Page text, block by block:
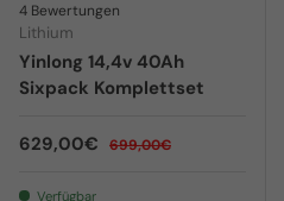
4 Bewertungen
Lithium
Yinlong 14,4v 40Ah
Sixpack Komplettset
Verkaufspreis
629,00€ Normaler Preis
699,00€
Verfügbar